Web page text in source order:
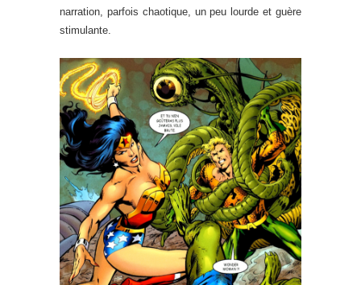
narration, parfois chaotique, un peu lourde et guère
stimulante.